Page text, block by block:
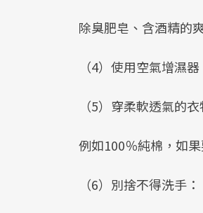
除臭肥皂、含酒精的
（4）使用空氣增濕
（5）穿柔軟透氣的衣
例如100％純棉，如
（6）別捨不得洗手：